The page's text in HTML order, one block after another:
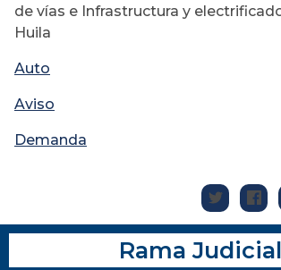
de vías e Infrastructura y
Huila
Auto
Aviso
Demanda
Rama Judicial